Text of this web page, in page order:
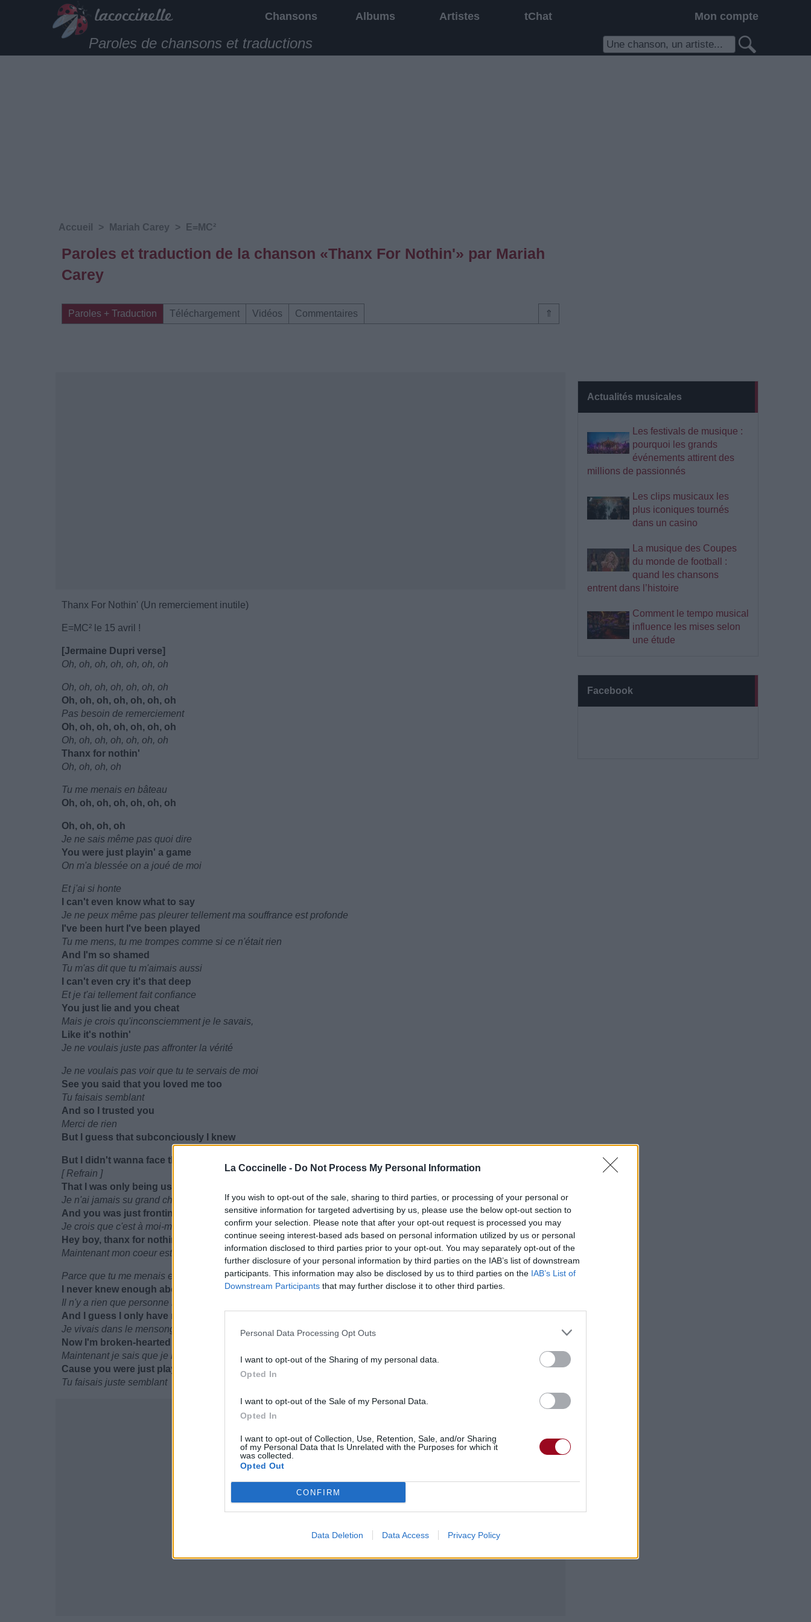
La Coccinelle - Do Not Process My Personal Information
If you wish to opt-out of the sale, sharing to third parties, or processing of your personal or
sensitive information for targeted advertising by us, please use the below opt-out section to
confirm your selection. Please note that after your opt-out request is processed you may
continue seeing interest-based ads based on personal information utilized by us or personal
information disclosed to third parties prior to your opt-out. You may separately opt-out of the
further disclosure of your personal information by third parties on the IAB’s list of downstream
participants. This information may also be disclosed by us to third parties on the IAB’s List of
Downstream Participants that may further disclose it to other third parties.
Personal Data Processing Opt Outs
I want to opt-out of the Sharing of my personal data.
Opted In
I want to opt-out of the Sale of my Personal Data.
Opted In
I want to opt-out of Collection, Use, Retention, Sale, and/or Sharing
of my Personal Data that Is Unrelated with the Purposes for which it
was collected.
Opted Out
CONFIRM
Data Deletion Data Access Privacy Policy
Chansons Albums Artistes tChat Mon compte
Paroles de chansons et traductions
Actualités musicales
Les festivals de musique :
pourquoi les grands
événements attirent des
millions de passionnés
Les clips musicaux les
plus iconiques tournés
dans un casino
La musique des Coupes
du monde de football :
quand les chansons
entrent dans l’histoire
Comment le tempo musical
influence les mises selon
une étude
Facebook
Accueil > Mariah Carey > E=MC²
Paroles et traduction de la chanson «Thanx For Nothin'» par Mariah
Carey
⇑
Paroles + Traduction Téléchargement Vidéos Commentaires
Thanx For Nothin' (Un remerciement inutile)
E=MC² le 15 avril !
[Jermaine Dupri verse]
Oh, oh, oh, oh, oh, oh, oh
Oh, oh, oh, oh, oh, oh, oh
Oh, oh, oh, oh, oh, oh, oh
Pas besoin de remerciement
Oh, oh, oh, oh, oh, oh, oh
Oh, oh, oh, oh, oh, oh, oh
Thanx for nothin'
Oh, oh, oh, oh
Tu me menais en bâteau
Oh, oh, oh, oh, oh, oh, oh
Oh, oh, oh, oh
Je ne sais même pas quoi dire
You were just playin' a game
On m'a blessée on a joué de moi
Et j'ai si honte
I can't even know what to say
Je ne peux même pas pleurer tellement ma souffrance est profonde
I've been hurt I've been played
Tu me mens, tu me trompes comme si ce n'était rien
And I'm so shamed
Tu m'as dit que tu m'aimais aussi
I can't even cry it's that deep
Et je t'ai tellement fait confiance
You just lie and you cheat
Mais je crois qu'inconsciemment je le savais,
Like it's nothin'
Je ne voulais juste pas affronter la vérité
Je ne voulais pas voir que tu te servais de moi
See you said that you loved me too
Tu faisais semblant
And so I trusted you
Merci de rien
But I guess that subconciously I knew
But I didn't wanna face the truth
[ Refrain ]
That I was only being used
Je n'ai jamais su grand chose de toi
And you was just frontin'
Je crois que c'est à moi-même que je dois en vouloir
Hey boy, thanx for nothin'
Maintenant mon coeur est brisé, je suis dévastée
Parce que tu me menais en bâteau
I never knew enough about you babe
Il n'y a rien que personne ne puisse faire pour me convaincre
And I guess I only have myself to blame
Je vivais dans le mensonge, dans une mascarade
Now I'm broken-hearted and shattering
Maintenant je sais que je ne serai jamais la même
Cause you were just playin' a game
Tu faisais juste semblant